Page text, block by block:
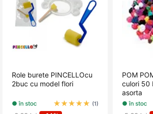
Role burete PINCELLOcu
2buc cu model flori
● în stoc ★★★★★ (1)
POM
culori 50
asorta
● în stoc